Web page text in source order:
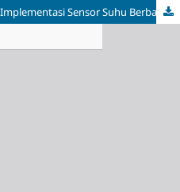
Kajian Literatur Teknologi dan Implementasi Sensor Suhu Berbasis Arduino